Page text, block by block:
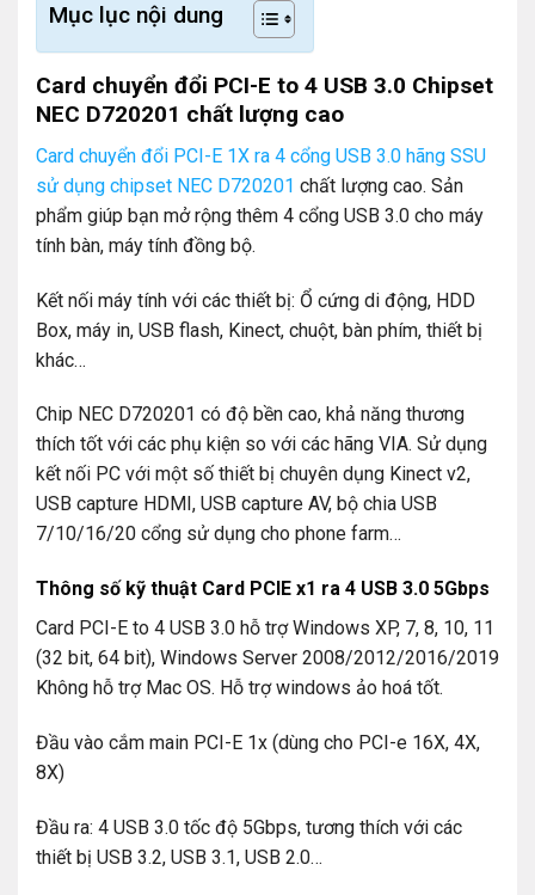
Mục lục nội dung
Card chuyển đổi PCI-E to 4 USB 3.0 Chipset
NEC D720201 chất lượng cao
Card chuyển đổi PCI-E 1X ra 4 cổng USB 3.0 hãng SSU
sử dụng chipset NEC D720201 chất lượng cao. Sản
phẩm giúp bạn mở rộng thêm 4 cổng USB 3.0 cho máy
tính bàn, máy tính đồng bộ.
Kết nối máy tính với các thiết bị: Ổ cứng di động, HDD
Box, máy in, USB flash, Kinect, chuột, bàn phím, thiết bị
khác…
Chip NEC D720201 có độ bền cao, khả năng thương
thích tốt với các phụ kiện so với các hãng VIA. Sử dụng
kết nối PC với một số thiết bị chuyên dụng Kinect v2,
USB capture HDMI, USB capture AV, bộ chia USB
7/10/16/20 cổng sử dụng cho phone farm…
Thông số kỹ thuật Card PCIE x1 ra 4 USB 3.0 5Gbps
Card PCI-E to 4 USB 3.0 hỗ trợ Windows XP, 7, 8, 10, 11
(32 bit, 64 bit), Windows Server 2008/2012/2016/2019
Không hỗ trợ Mac OS. Hỗ trợ windows ảo hoá tốt.
Đầu vào cắm main PCI-E 1x (dùng cho PCI-e 16X, 4X,
8X)
Đầu ra: 4 USB 3.0 tốc độ 5Gbps, tương thích với các
thiết bị USB 3.2, USB 3.1, USB 2.0…